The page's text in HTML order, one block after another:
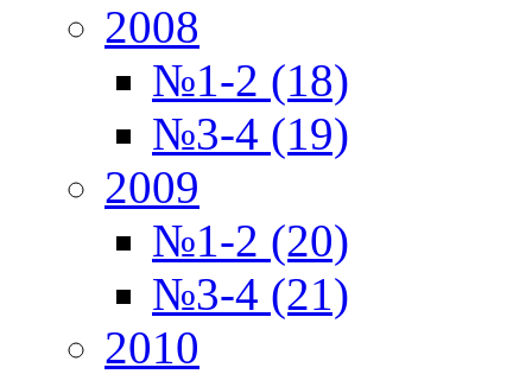
2008
№1-2 (18)
№3-4 (19)
2009
№1-2 (20)
№3-4 (21)
2010